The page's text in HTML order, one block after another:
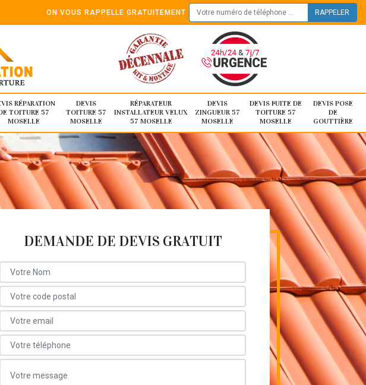
ON VOUS RAPPELLE GRATUITEMENT
RÉPARATION
TOITURE 57
MOSELLE
DEVIS
TOITURE 57
MOSELLE
RÉPARATEUR
INSTALLATEUR VELUX
57 MOSELLE
DEVIS
ZINGUEUR 57
MOSELLE
DEVIS FUITE DE
TOITURE 57
MOSELLE
DEVIS POSE
DE
GOUTTIÈRE
DEMANDE DE DEVIS GRATUIT